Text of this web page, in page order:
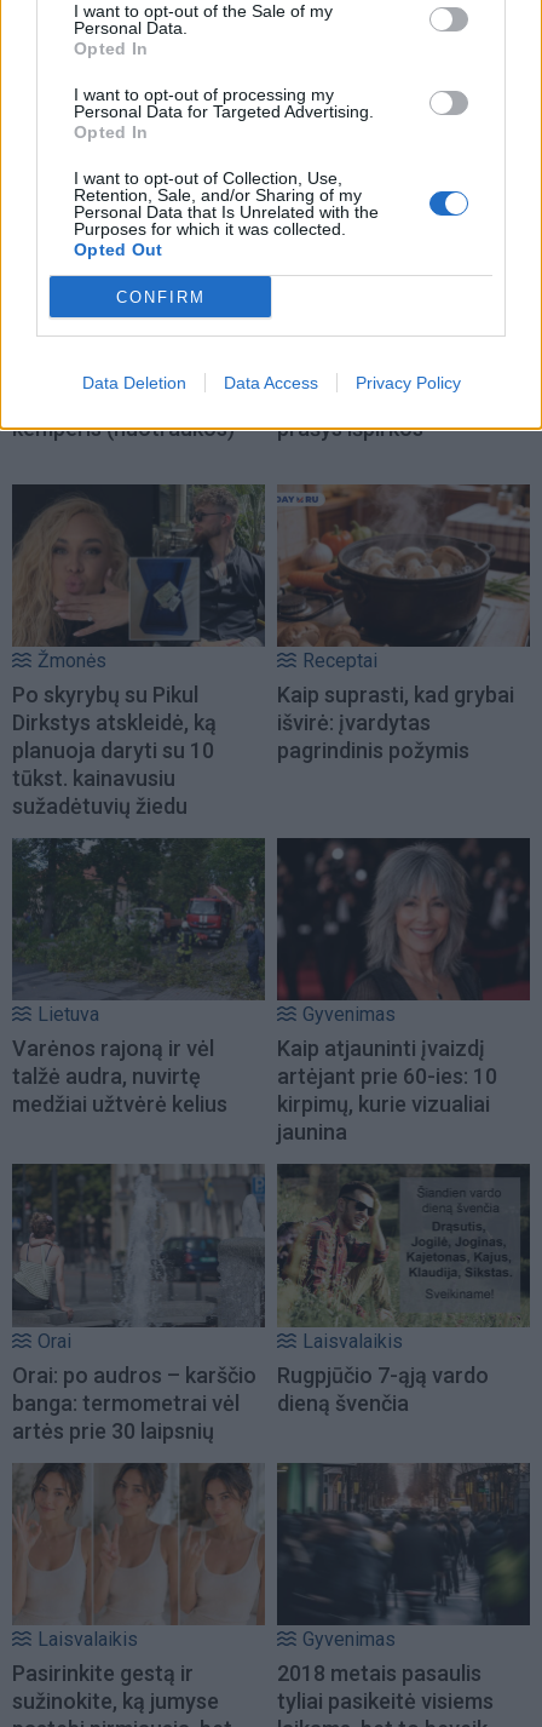
I want to opt-out of the Sale of my
Personal Data.
Opted In
I want to opt-out of processing my
Personal Data for Targeted Advertising.
Opted In
I want to opt-out of Collection, Use,
Retention, Sale, and/or Sharing of my
Personal Data that Is Unrelated with the
Purposes for which it was collected.
Opted Out
CONFIRM
Data Deletion Data Access Privacy Policy
NAUJI
Auto
„Mercedes Sprinter“ virto
prabangiais namais ant
ratų: pristatytas
kemperis (nuotraukos)
Žmonės
apsipylė ašaromis –
Šventojoje dingo mylimas
augintinis: „Tikiu, kad
prašys išpirkos“
Žmonės
Po skyrybų su Pikul
Dirkstys atskleidė, ką
planuoja daryti su 10
tūkst. kainavusiu
sužadėtuvių žiedu
Receptai
Kaip suprasti, kad grybai
išvirė: įvardytas
pagrindinis požymis
Lietuva
Varėnos rajoną ir vėl
talžė audra, nuvirtę
medžiai užtvėrė kelius
Gyvenimas
Kaip atjauninti įvaizdį
artėjant prie 60-ies: 10
kirpimų, kurie vizualiai
jaunina
Orai
Orai: po audros – karščio
banga: termometrai vėl
artės prie 30 laipsnių
Laisvalaikis
Rugpjūčio 7-ąją vardo
dieną švenčia
Laisvalaikis
Pasirinkite gestą ir
sužinokite, ką jumyse
Gyvenimas
2018 metais pasaulis
tyliai pasikeitė visiems